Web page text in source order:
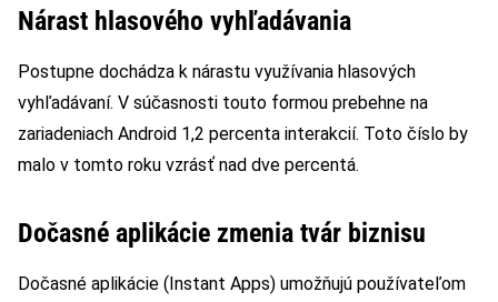
Nárast hlasového vyhľadávania
Postupne dochádza k nárastu využívania hlasových
vyhľadávaní. V súčasnosti touto formou prebehne na
zariadeniach Android 1,2 percenta interakcií. Toto číslo by
malo v tomto roku vzrásť nad dve percentá.
Dočasné aplikácie zmenia tvár biznisu
Dočasné aplikácie (Instant Apps) umožňujú používateľom